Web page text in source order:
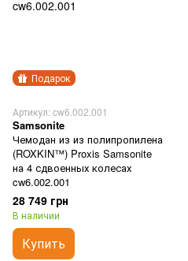
Подарок
Артикул: cw6.002.001
Samsonite
Чемодан из из полипропилена
(ROXKIN™) Proxis Samsonite
на 4 сдвоенных колесах
cw6.002.001
28 749 грн
В наличии
Купить